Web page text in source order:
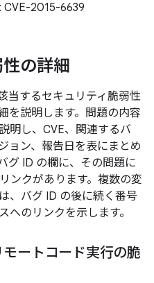
CVE-2015-6639
の詳細
当するセキュリティ脆弱性
を説明します。問題の内容
明し、CVE、関連するバ
ョン、報告日を表にまとめ
グ ID の欄に、その問題に
ンクがあります。複数の変
、バグ ID の後に続く番号
へのリンクを示します。
ートコード実行の脆